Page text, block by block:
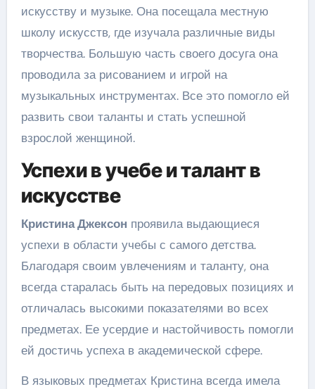
искусству и музыке. Она посещала местную
школу искусств, где изучала различные виды
творчества. Большую часть своего досуга она
проводила за рисованием и игрой на
музыкальных инструментах. Все это помогло ей
развить свои таланты и стать успешной
взрослой женщиной.
Успехи в учебе и талант в
искусстве
Кристина Джексон проявила выдающиеся
успехи в области учебы с самого детства.
Благодаря своим увлечениям и таланту, она
всегда старалась быть на передовых позициях и
отличалась высокими показателями во всех
предметах. Ее усердие и настойчивость помогли
ей достичь успеха в академической сфере.
В языковых предметах Кристина всегда имела